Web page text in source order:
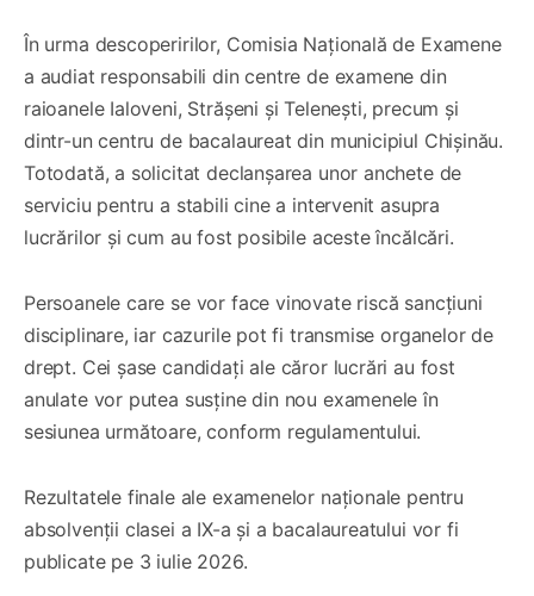
În urma descoperirilor, Comisia Națională de Examene
a audiat responsabili din centre de examene din
raioanele Ialoveni, Strășeni și Telenești, precum și
dintr-un centru de bacalaureat din municipiul Chișinău.
Totodată, a solicitat declanșarea unor anchete de
serviciu pentru a stabili cine a intervenit asupra
lucrărilor și cum au fost posibile aceste încălcări.
Persoanele care se vor face vinovate riscă sancțiuni
disciplinare, iar cazurile pot fi transmise organelor de
drept. Cei șase candidați ale căror lucrări au fost
anulate vor putea susține din nou examenele în
sesiunea următoare, conform regulamentului.
Rezultatele finale ale examenelor naționale pentru
absolvenții clasei a IX-a și a bacalaureatului vor fi
publicate pe 3 iulie 2026.